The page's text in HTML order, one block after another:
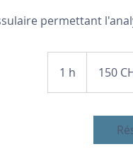
permettant
1 h
suisses
150